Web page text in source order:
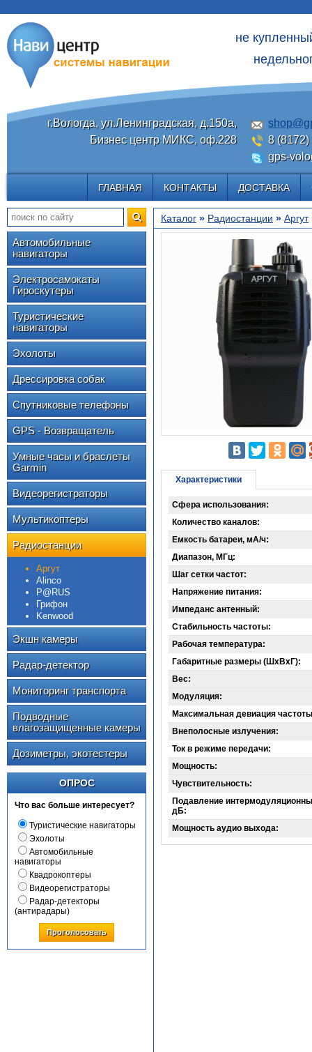
не
г.Вологда, ул.Ленинградская, д.150а,
Бизнес центр МИКС, оф.228
8 (8172)
gps-
ГЛАВНАЯ КОНТАКТЫ ДОСТАВКА
Автомобильные
навигаторы
Электросамокаты
Гироскутеры
Туристические
навигаторы
Эхолоты
Дрессировка собак
Спутниковые телефоны
GPS - Возвращатель
Умные часы и браслеты
Garmin
Видеорегистраторы
Мультикоптеры
Радиостанции
Аргут
Alinco
P@RUS
Грифон
Kenwood
Экшн камеры
Радар-детектор
Мониторинг транспорта
Подводные
влагозащищенные камеры
Дозиметры, экотестеры
ОПРОС
Что вас больше интересует?
Туристические навигаторы
Эхолоты
Автомобильные
навигаторы
Квадрокоптеры
Видеорегистраторы
Радар-детекторы
(антирадары)
Проголосовать
Каталог » Радиостанции » Аргут
Характеристики
Сфера использования:
Количество каналов:
Емкость батареи, мА/ч:
Диапазон, МГц:
Шаг сетки частот:
Напряжение питания:
Импеданс антенный:
Стабильность частоты:
Рабочая температура:
Габаритные размеры (ШхВхГ):
Вес:
Модуляция:
Максимальная девиация
Внеполосные излучения:
Ток в режиме передачи:
Мощность:
Чувствительность:
Подавление
дБ:
Мощность аудио выхода: